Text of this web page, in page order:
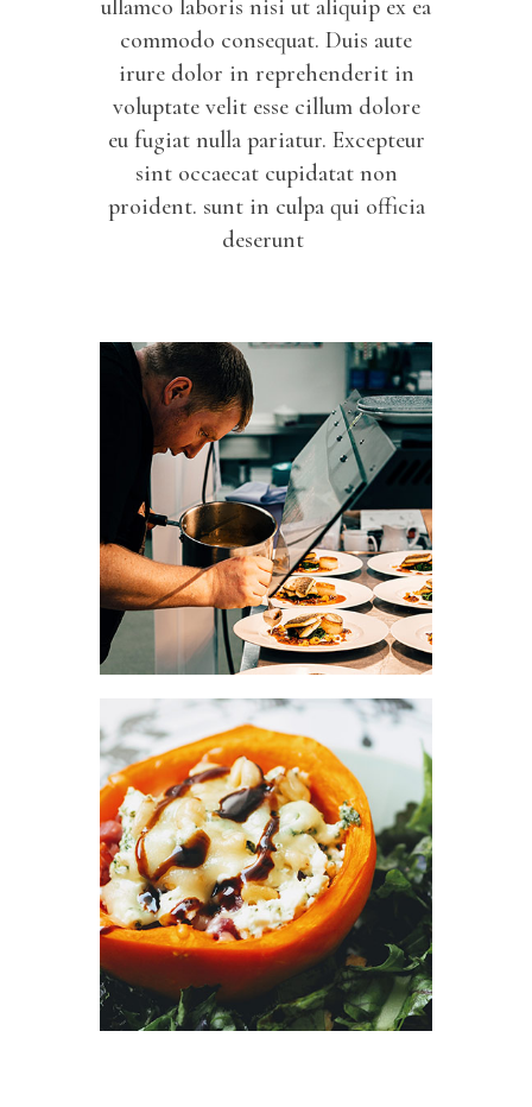
ullamco laboris nisi ut aliquip ex ea
commodo consequat. Duis aute
irure dolor in reprehenderit in
voluptate velit esse cillum dolore
eu fugiat nulla pariatur. Excepteur
sint occaecat cupidatat non
proident. sunt in culpa qui officia
deserunt